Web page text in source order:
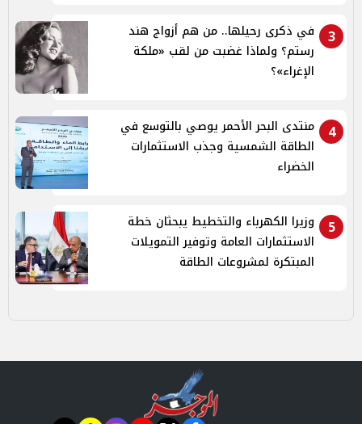
3
في ذكرى رحيلها.. من هم أزواج هند
رستم؟ ولماذا غضبت من لقب «ملكة
الإغراء»؟
4
منتدى البحر الأحمر يوصي بالتوسع في
الطاقة الشمسية وجذب الاستثمارات
الخضراء
5
وزيرا الكهرباء والتخطيط يبحثان خطة
الاستثمارات العامة وتوفير التمويلات
المبتكرة لمشروعات الطاقة